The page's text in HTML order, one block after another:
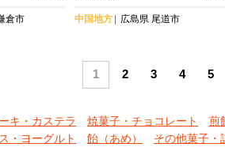
倉市
クリーム ジェラート スイー
中国地方 広島県 尾道市
1 2 3 4 5
キ・カステラ 焼菓子・チョコレート 煎
・ヨーグルト 飴（あめ） その他菓子・